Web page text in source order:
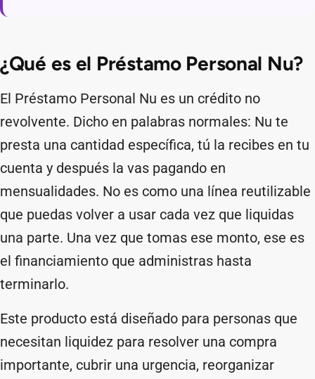
¿Qué es el Préstamo Personal Nu?
El Préstamo Personal Nu es un crédito no
revolvente. Dicho en palabras normales: Nu te
presta una cantidad específica, tú la recibes en tu
cuenta y después la vas pagando en
mensualidades. No es como una línea reutilizable
que puedas volver a usar cada vez que liquidas
una parte. Una vez que tomas ese monto, ese es
el financiamiento que administras hasta
terminarlo.
Este producto está diseñado para personas que
necesitan liquidez para resolver una compra
importante, cubrir una urgencia, reorganizar